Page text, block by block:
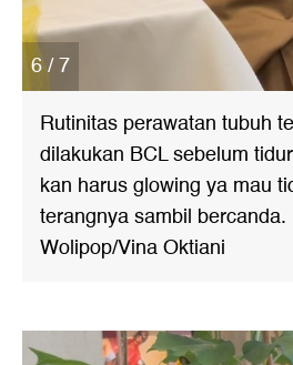
6 / 7
Rutinitas perawatan tubuh
dilakukan BCL sebelum
kan harus glowing ya mau
terangnya sambil bercanda.
Wolipop/Vina Oktiani